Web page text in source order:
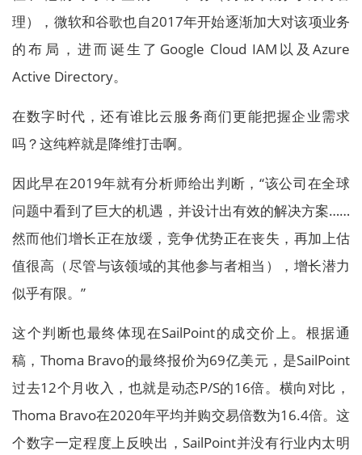
理），微软和谷歌也自2017年开始逐渐加大对该项业务
的布局，进而诞生了Google Cloud IAM以及Azure
Active Directory。
在数字时代，还有谁比云服务商们更能把握企业需求
吗？这纯粹就是降维打击啊。
因此早在2019年就有分析师给出判断，“该公司在全球
问题中看到了巨大的机遇，并设计出有效的解决方案……
然而他们增长正在放缓，竞争优势正在丧失，再加上估
值很高（尽管与该领域的其他参与者相当），增长潜力
似乎有限。”
这个判断也最终体现在SailPoint的成交价上。根据通
稿，Thoma Bravo的最终报价为69亿美元，是SailPoint
过去12个月收入，也就是动态P/S的16倍。横向对比，
Thoma Bravo在2020年平均并购交易倍数为16.4倍。这
个数字一定程度上反映出，SailPoint并没有行业内太明